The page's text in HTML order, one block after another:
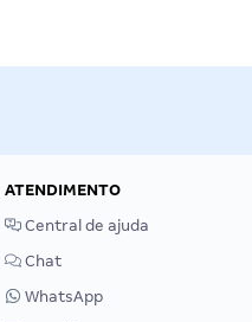
ATENDIMENTO
Central de ajuda
Chat
WhatsApp